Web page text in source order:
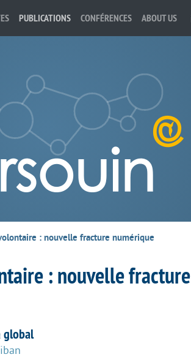
PUBLICATIONS CONFÉRENCES ABOUT US
: nouvelle fracture numérique
: nouvelle fracture
global